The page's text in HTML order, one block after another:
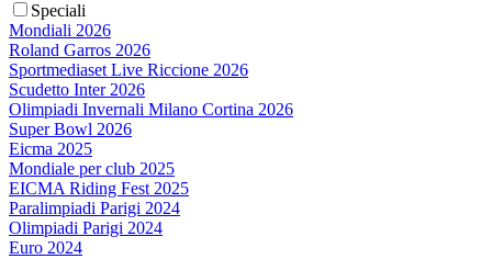
Speciali
Mondiali 2026
Roland Garros 2026
Sportmediaset Live Riccione 2026
Scudetto Inter 2026
Olimpiadi Invernali Milano Cortina 2026
Super Bowl 2026
Eicma 2025
Mondiale per club 2025
EICMA Riding Fest 2025
Paralimpiadi Parigi 2024
Olimpiadi Parigi 2024
Euro 2024